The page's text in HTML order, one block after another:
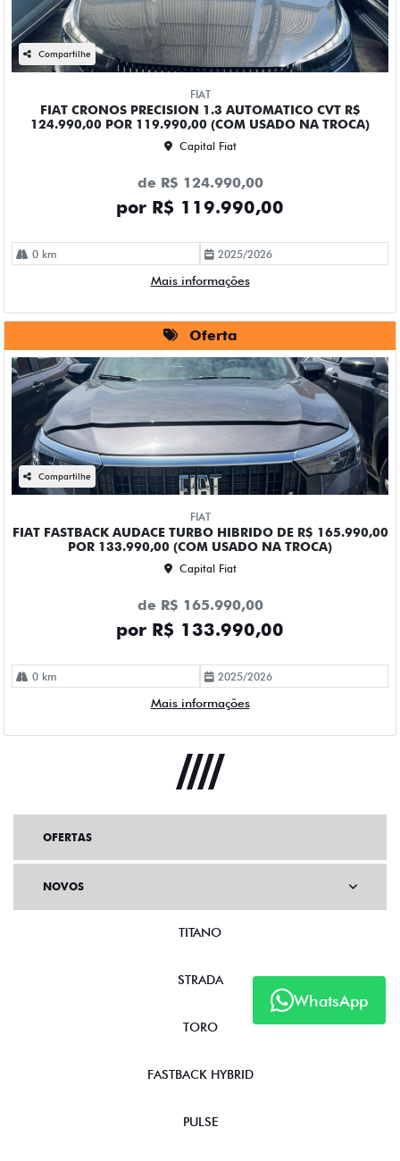
Compartilhe
FIAT
FIAT CRONOS PRECISION 1.3 AUTOMATICO CVT R$
124.990,00 POR 119.990,00 (COM USADO NA TROCA)
Capital Fiat
de R$ 124.990,00
por R$ 119.990,00
0 km 2025/2026
Mais informações
Oferta
Compartilhe
FIAT
FIAT FASTBACK AUDACE TURBO HIBRIDO DE R$ 165.990,00
POR 133.990,00 (COM USADO NA TROCA)
Capital Fiat
de R$ 165.990,00
por R$ 133.990,00
0 km 2025/2026
Mais informações
WhatsApp
OFERTAS
NOVOS
TITANO
STRADA
TORO
FASTBACK HYBRID
PULSE